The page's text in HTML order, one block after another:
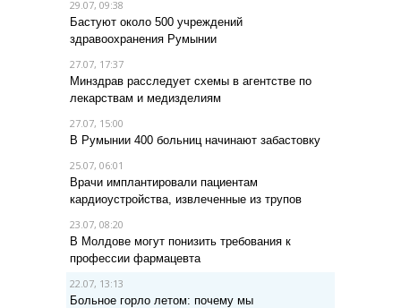
29.07, 09:38
Бастуют около 500 учреждений
здравоохранения Румынии
27.07, 17:37
Минздрав расследует схемы в агентстве по
лекарствам и медизделиям
27.07, 15:00
В Румынии 400 больниц начинают забастовку
25.07, 06:01
Врачи имплантировали пациентам
кардиоустройства, извлеченные из трупов
23.07, 08:20
В Молдове могут понизить требования к
профессии фармацевта
22.07, 13:13
Больное горло летом: почему мы